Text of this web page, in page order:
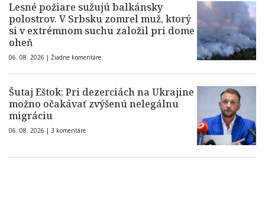
Lesné požiare sužujú balkánsky
polostrov. V Srbsku zomrel muž, ktorý
si v extrémnom suchu založil pri dome
oheň
06. 08. 2026 | Žiadne komentáre
Šutaj Eštok: Pri dezerciách na Ukrajine
možno očakávať zvýšenú nelegálnu
migráciu
06. 08. 2026 | 3 komentáre